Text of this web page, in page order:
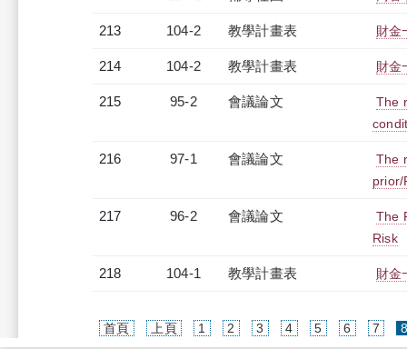
213 104-2 教學計畫表 財金
214 104-2 教學計畫表 財金
215 95-2 會議論文
The
216 97-1 會議論文
The
prior/
217 96-2 會議論文
The
Risk
218 104-1 教學計畫表 財金
首頁 上頁 1 2 3 4 5 6 7